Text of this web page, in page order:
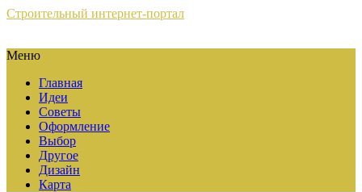
Строительный интернет-портал
Меню
Главная
Идеи
Советы
Оформление
Выбор
Другое
Дизайн
Карта